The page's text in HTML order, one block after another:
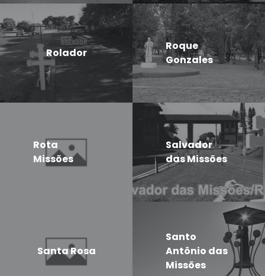
Rolador
Roque
Gonzales
Rota
Missões
Salvador
das Missões
Santa Rosa
Santo
Antônio das
Missões